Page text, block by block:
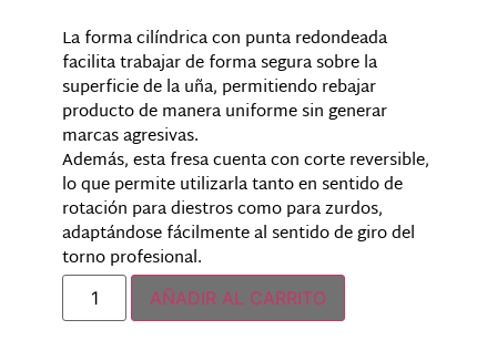
La forma cilíndrica con punta redondeada
facilita trabajar de forma segura sobre la
superficie de la uña, permitiendo rebajar
producto de manera uniforme sin generar
marcas agresivas.
Además, esta fresa cuenta con corte reversible,
lo que permite utilizarla tanto en sentido de
rotación para diestros como para zurdos,
adaptándose fácilmente al sentido de giro del
torno profesional.
AÑADIR AL CARRITO